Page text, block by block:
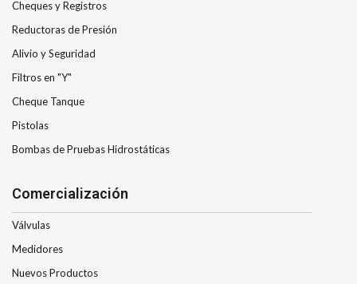
Cheques y Registros
Reductoras de Presión
Alivio y Seguridad
Filtros en "Y"
Cheque Tanque
Pistolas
Bombas de Pruebas Hidrostáticas
Comercialización
Válvulas
Medidores
Nuevos Productos